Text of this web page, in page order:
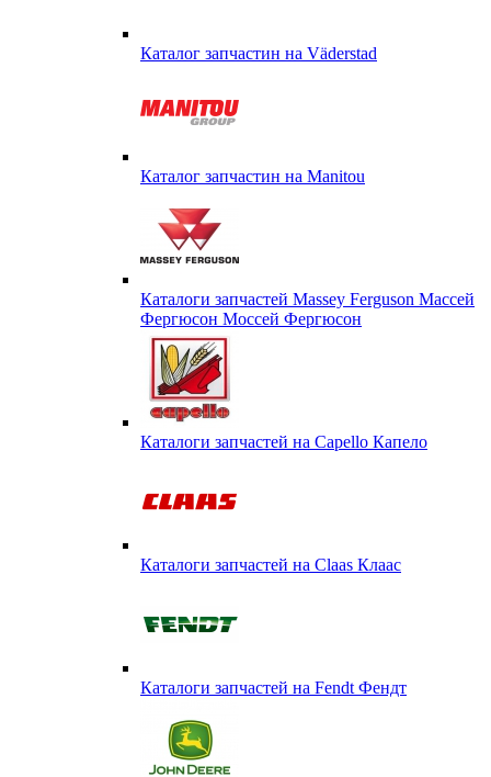
Каталог запчастин на Väderstad
Каталог запчастин на Маnitou
Каталоги запчастей Massey Ferguson Массей
Фергюсон Моссей Фергюсон
Каталоги запчастей на Capello Капело
Каталоги запчастей на Claas Клаас
Каталоги запчастей на Fendt Фендт